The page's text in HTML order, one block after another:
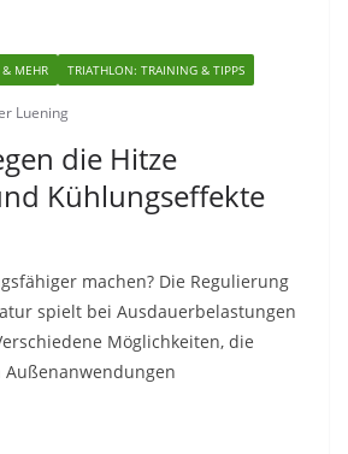
MEHR TRIATHLON: TRAINING & TIPPS
Luening
die Hitze
Kühlungseffekte
machen? Die Regulierung
spielt bei Ausdauerbelastungen
Möglichkeiten, die